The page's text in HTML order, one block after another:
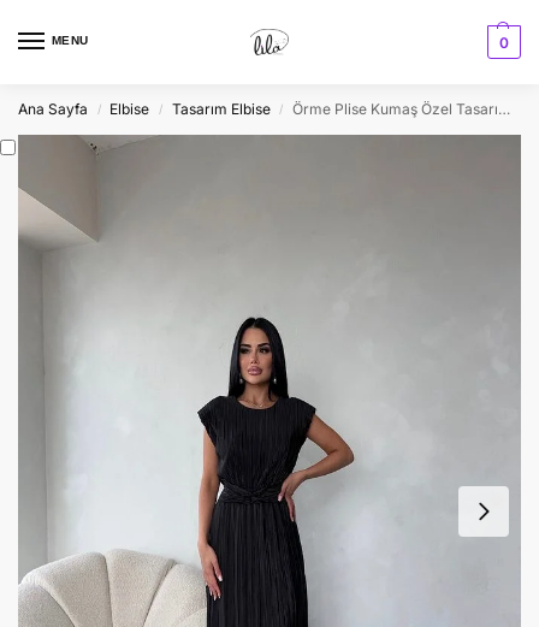
MENU 0
Ana Sayfa / Elbise / Tasarım Elbise / Örme Plise Kumaş Özel Tasarım Yazlık Elbise